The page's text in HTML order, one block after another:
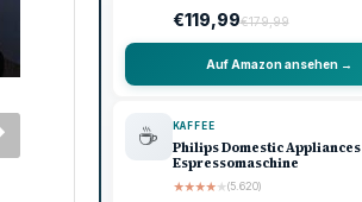
€119,99€179,99
Auf Amazon ansehen →
☕ KAFFEE
Philips Domestic Appliances
Espressomaschine
★★★★★(5.620)